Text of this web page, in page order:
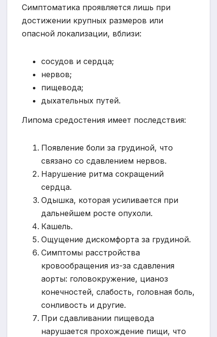
Симптоматика проявляется лишь при
достижении крупных размеров или
опасной локализации, вблизи:
сосудов и сердца;
нервов;
пищевода;
дыхательных путей.
Липома средостения имеет последствия:
Появление боли за грудиной, что
связано со сдавлением нервов.
Нарушение ритма сокращений
сердца.
Одышка, которая усиливается при
дальнейшем росте опухоли.
Кашель.
Ощущение дискомфорта за грудиной.
Симптомы расстройства
кровообращения из-за сдавления
аорты: головокружение, цианоз
конечностей, слабость, головная боль,
сонливость и другие.
При сдавливании пищевода
нарушается прохождение пищи, что